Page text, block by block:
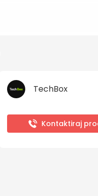
TechBox
Kontaktiraj